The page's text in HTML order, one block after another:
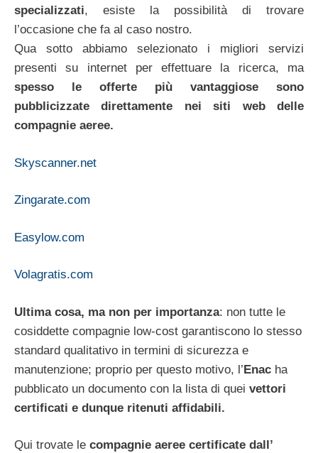
specializzati, esiste la possibilità di trovare
l’occasione che fa al caso nostro.
Qua sotto abbiamo selezionato i migliori servizi
presenti su internet per effettuare la ricerca, ma
spesso le offerte più vantaggiose sono
pubblicizzate direttamente nei siti web delle
compagnie aeree.
Skyscanner.net
Zingarate.com
Easylow.com
Volagratis.com
Ultima cosa, ma non per importanza: non tutte le
cosiddette compagnie low-cost garantiscono lo stesso
standard qualitativo in termini di sicurezza e
manutenzione; proprio per questo motivo, l’Enac ha
pubblicato un documento con la lista di quei vettori
certificati e dunque ritenuti affidabili.
Qui trovate le compagnie aeree certificate dall’